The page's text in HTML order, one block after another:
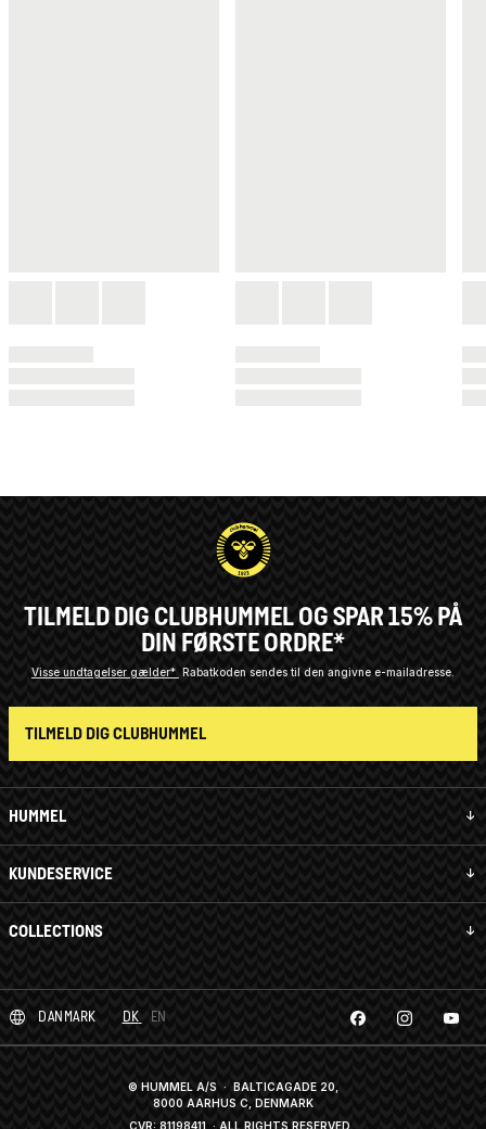
HUMMEL
KUNDESERVICE
COLLECTIONS
TILMELD DIG CLUBHUMMEL OG SPAR 15% PÅ
DIN FØRSTE ORDRE*
Visse undtagelser gælder* Rabatkoden sendes til den angivne e-mailadresse.
TILMELD DIG CLUBHUMMEL
DANMARK DK EN
© HUMMEL A/S · BALTICAGADE 20,
8000 AARHUS C, DENMARK
CVR: 81198411 · ALL RIGHTS RESERVED